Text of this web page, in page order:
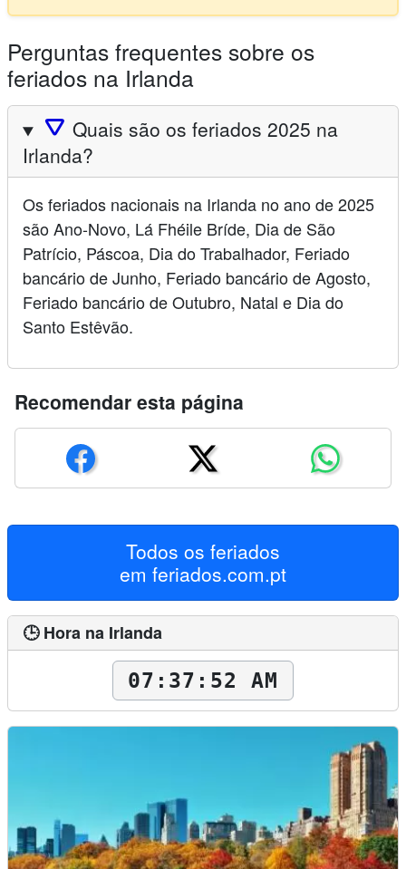
Perguntas frequentes sobre os
feriados na Irlanda
🛆 Quais são os feriados 2025 na
Irlanda?
Os feriados nacionais na Irlanda no ano de 2025
são Ano-Novo, Lá Fhéile Bríde, Dia de São
Patrício, Páscoa, Dia do Trabalhador, Feriado
bancário de Junho, Feriado bancário de Agosto,
Feriado bancário de Outubro, Natal e Dia do
Santo Estêvão.
Recomendar esta página
Todos os feriados
em feriados.com.pt
🕒 Hora na Irlanda
07:37:53 AM